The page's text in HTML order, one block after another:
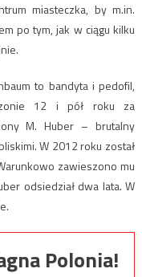
miasteczka, by m.in.
po tym, jak w ciągu kilku
to bandyta i pedofil,
12 i pół roku za
M. Huber – brutalny
W 2012 roku został
zawieszono mu
odsiedział dwa lata. W
Polonia!